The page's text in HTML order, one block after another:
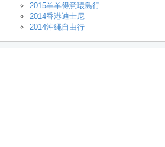
2015羊羊得意環島行
2014香港迪士尼
2014沖繩自由行